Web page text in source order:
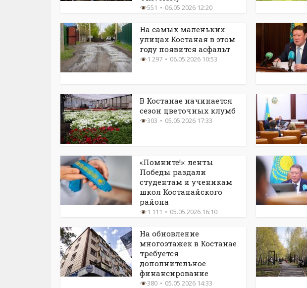
551 06.05.2026 12:20
На самых маленьких
улицах Костаная в этом
году появится асфальт
1 297 06.05.2026 10:53
В Костанае начинается
сезон цветочных клумб
303 05.05.2026 17:33
«Помните!»: ленты
Победы раздали
студентам и ученикам
школ Костанайского
района
1 111 05.05.2026 16:10
На обновление
многоэтажек в Костанае
требуется
дополнительное
финансирование
380 05.05.2026 14:33